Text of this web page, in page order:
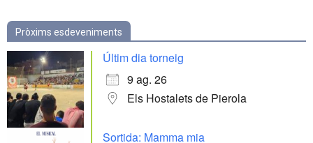
Pròxims esdeveniments
Últim dia torneig
9 ag. 26
Els Hostalets de Pierola
Sortida: Mamma mia